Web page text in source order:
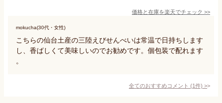
価格と在庫を楽天でチェック >>
mokucha(30代・女性)
こちらの仙台土産の三陸えびせんべいは常温で日持ちします
し、香ばしくて美味しいのでお勧めです。個包装で配れます
。
全てのおすすめコメント (1件) >